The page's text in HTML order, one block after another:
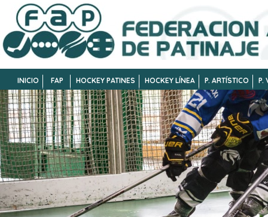
INICIO FAP HOCKEY PATINES HOCKEY LÍNEA P. ARTÍSTICO P.